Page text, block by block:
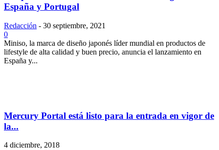
España y Portugal
Redacción - 30 septiembre, 2021
0
Miniso, la marca de diseño japonés líder mundial en productos de
lifestyle de alta calidad y buen precio, anuncia el lanzamiento en
España y...
Mercury Portal está listo para la entrada en vigor de
la...
4 diciembre, 2018